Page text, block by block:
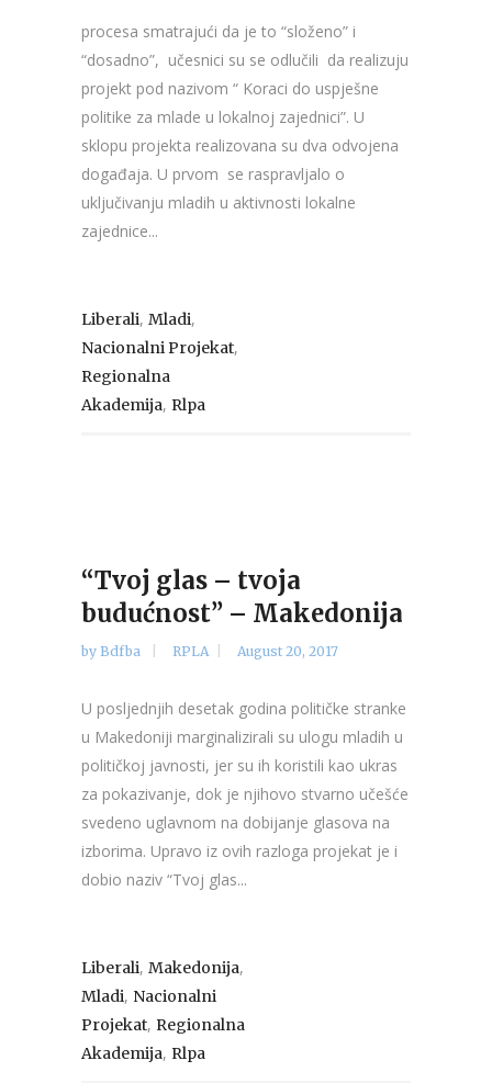
procesa smatrajući da je to “složeno” i
“dosadno”, učesnici su se odlučili da realizuju
projekt pod nazivom “ Koraci do uspješne
politike za mlade u lokalnoj zajednici”. U
sklopu projekta realizovana su dva odvojena
događaja. U prvom se raspravljalo o
uključivanju mladih u aktivnosti lokalne
zajednice...
Liberali, Mladi,
Nacionalni Projekat,
Regionalna
Akademija, Rlpa
“Tvoj glas – tvoja
budućnost” – Makedonija
by Bdfba RPLA August 20, 2017
U posljednjih desetak godina političke stranke
u Makedoniji marginalizirali su ulogu mladih u
političkoj javnosti, jer su ih koristili kao ukras
za pokazivanje, dok je njihovo stvarno učešće
svedeno uglavnom na dobijanje glasova na
izborima. Upravo iz ovih razloga projekat je i
dobio naziv “Tvoj glas...
Liberali, Makedonija,
Mladi, Nacionalni
Projekat, Regionalna
Akademija, Rlpa